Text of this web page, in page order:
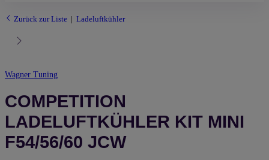
Zurück zur Liste Ladeluftkühler
Wagner Tuning
COMPETITION
LADELUFTKÜHLER KIT MINI
F54/56/60 JCW